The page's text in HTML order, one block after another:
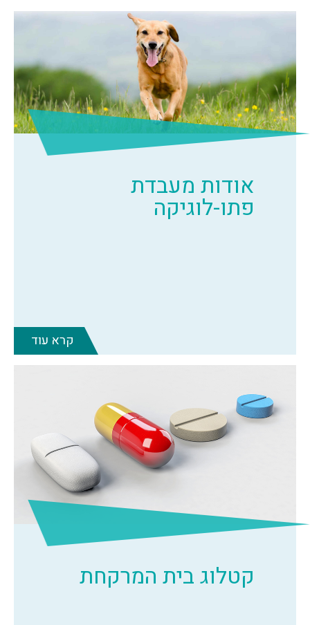
אודות מעבדת
פתו-לוגיקה
קרא עוד
קטלוג בית המרקחת